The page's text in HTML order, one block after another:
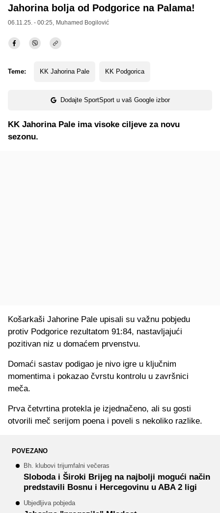
Jahorina bolja od Podgorice na Palama!
06.11.25. - 00:25, Muhamed Bogilović
Teme: KK Jahorina Pale KK Podgorica
Dodajte SportSport u vaš Google izbor
KK Jahorina Pale ima visoke ciljeve za novu
sezonu.
Košarkaši Jahorine Pale upisali su važnu pobjedu
protiv Podgorice rezultatom 91:84, nastavljajući
pozitivan niz u domaćem prvenstvu.
Domaći sastav podigao je nivo igre u ključnim
momentima i pokazao čvrstu kontrolu u završnici
meča.
Prva četvrtina protekla je izjednačeno, ali su gosti
otvorili meč serijom poena i poveli s nekoliko razlike.
POVEZANO
Bh. klubovi trijumfalni večeras
Sloboda i Široki Brijeg na najbolji mogući način
predstavili Bosnu i Hercegovinu u ABA 2 ligi
Ubjedljiva pobjeda